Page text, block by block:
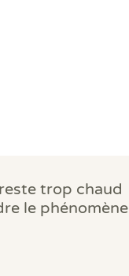
trop chaud
le phénomène